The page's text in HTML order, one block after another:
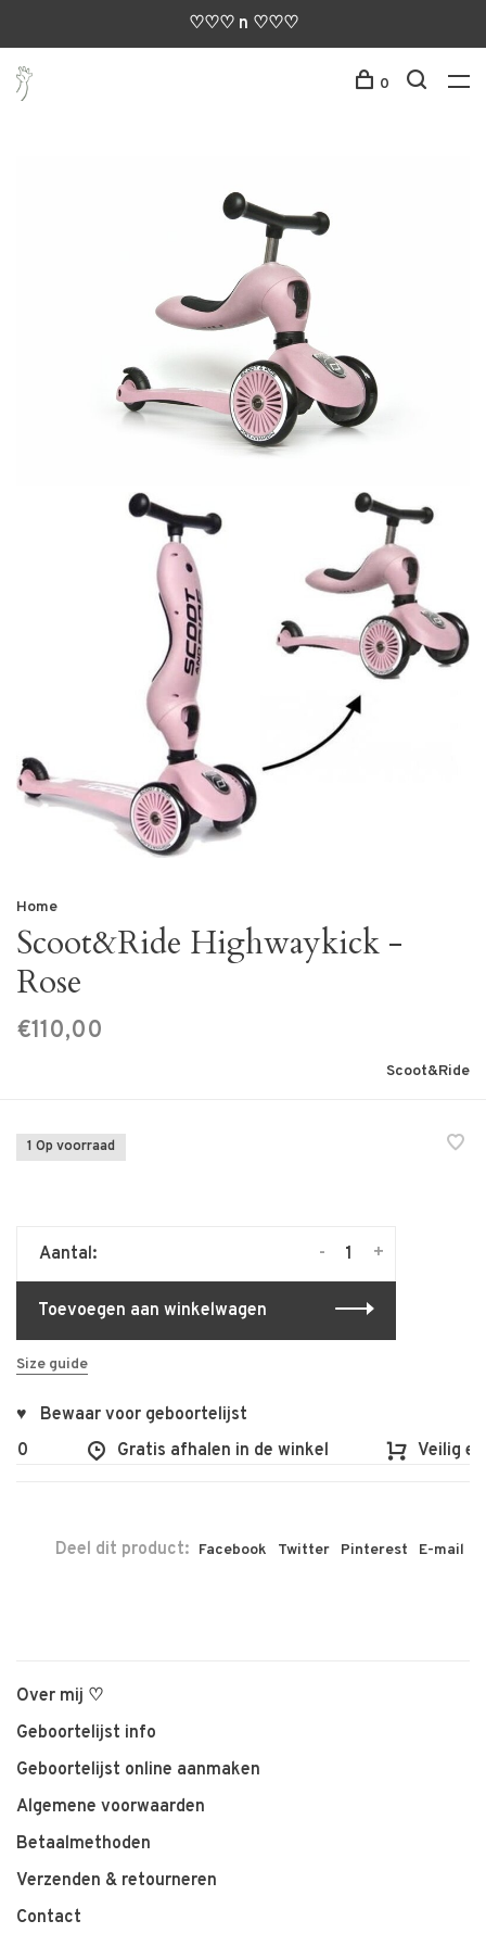
♡♡♡ n ♡♡♡
0
Home
Scoot&Ride Highwaykick -
Rose
€110,00
Scoot&Ride
1 Op voorraad
Aantal: +
-
Toevoegen aan winkelwagen
Size guide
♥ Bewaar voor geboortelijst
Gratis afhalen in de winkel Veilig
Deel dit product: Facebook Twitter Pinterest E-mail
Over mij ♡
Geboortelijst info
Geboortelijst online aanmaken
Algemene voorwaarden
Betaalmethoden
Verzenden & retourneren
Contact